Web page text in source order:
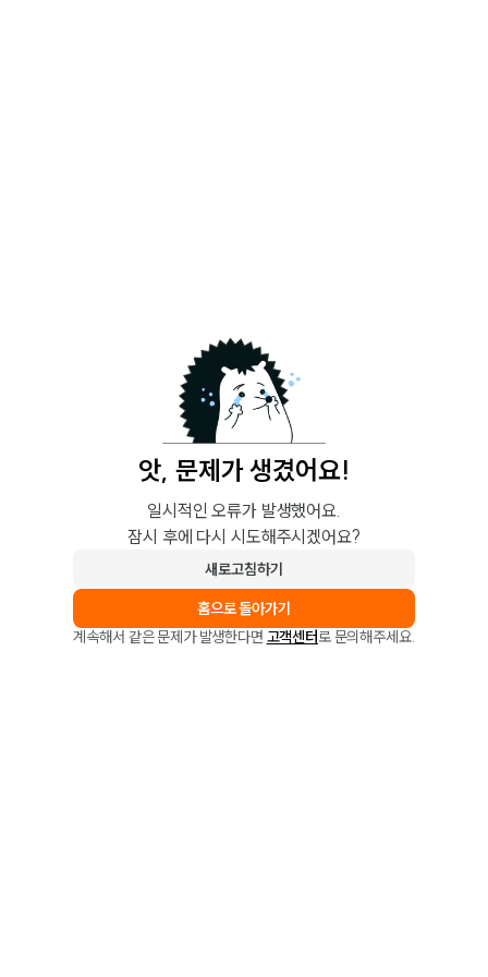
앗, 문제가 생겼어요!
일시적인 오류가 발생했어요.
잠시 후에 다시 시도해주시겠어요?
새로고침하기
홈으로 돌아가기
계속해서 같은 문제가 발생한다면 고객센터로 문의해주세요.